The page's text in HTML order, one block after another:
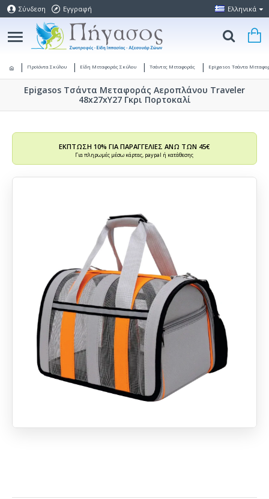
Σύνδεση Εγγραφή Ελληνικά
Προϊόντα Σκύλου Είδη Μεταφοράς Σκύλου Τσάντες Μεταφοράς Epigasos Τσάντα
Epigasos Τσάντα Μεταφοράς Αεροπλάνου Traveler
48x27xΥ27 Γκρι Πορτοκαλί
ΕΚΠΤΩΣΗ 10% ΓΙΑ ΠΑΡΑΓΓΕΛΙΕΣ ΑΝΩ ΤΩΝ 45€
Για πληρωμές μέσω κάρτας, paypal ή κατάθεσης